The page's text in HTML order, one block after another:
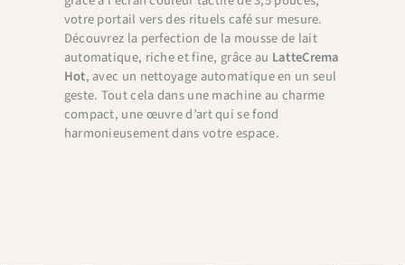
votre portail vers des rituels café sur mesure.
Découvrez la perfection de la mousse de lait
automatique, riche et fine, grâce au LatteCrema
Hot, avec un nettoyage automatique en un seul
geste. Tout cela dans une machine au charme
compact, une œuvre d’art qui se fond
harmonieusement dans votre espace.